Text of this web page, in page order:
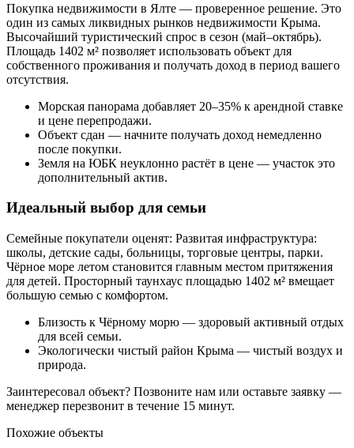
Покупка недвижимости в Ялте — проверенное решение. Это
один из самых ликвидных рынков недвижимости Крыма.
Высочайший туристический спрос в сезон (май–октябрь).
Площадь 1402 м² позволяет использовать объект для
собственного проживания и получать доход в период вашего
отсутствия.
Морская панорама добавляет 20–35% к арендной ставке
и цене перепродажи.
Объект сдан — начните получать доход немедленно
после покупки.
Земля на ЮБК неуклонно растёт в цене — участок это
дополнительный актив.
Идеальный выбор для семьи
Семейные покупатели оценят: Развитая инфраструктура:
школы, детские сады, больницы, торговые центры, парки.
Чёрное море летом становится главным местом притяжения
для детей. Просторный таунхаус площадью 1402 м² вмещает
большую семью с комфортом.
Близость к Чёрному морю — здоровый активный отдых
для всей семьи.
Экологически чистый район Крыма — чистый воздух и
природа.
Заинтересовал объект? Позвоните нам или оставьте заявку —
менеджер перезвонит в течение 15 минут.
Похожие объекты